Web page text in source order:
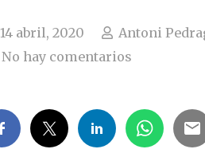
14 abril, 2020 Antoni
No hay comentarios